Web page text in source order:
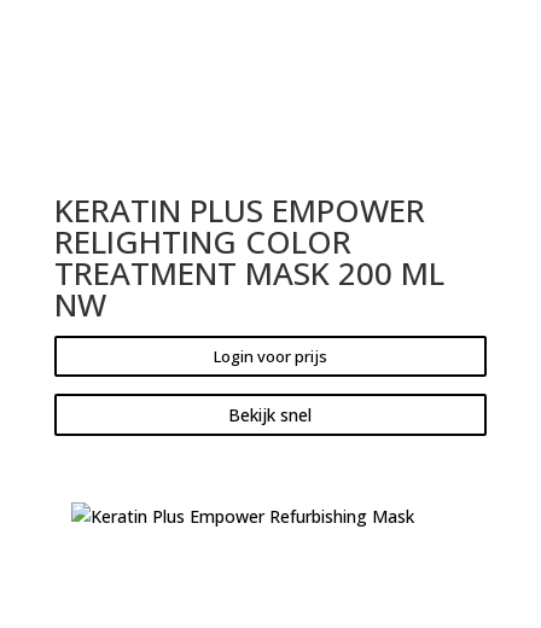
KERATIN PLUS EMPOWER
RELIGHTING COLOR
TREATMENT MASK 200 ML
NW
Login voor prijs
Bekijk snel